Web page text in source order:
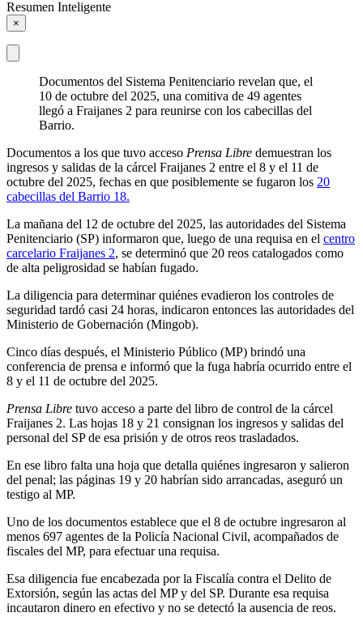
Resumen Inteligente
×
Documentos del Sistema Penitenciario revelan que, el
10 de octubre del 2025, una comitiva de 49 agentes
llegó a Fraijanes 2 para reunirse con los cabecillas del
Barrio.
Documentos a los que tuvo acceso Prensa Libre demuestran los
ingresos y salidas de la cárcel Fraijanes 2 entre el 8 y el 11 de
octubre del 2025, fechas en que posiblemente se fugaron los 20
cabecillas del Barrio 18.
La mañana del 12 de octubre del 2025, las autoridades del Sistema
Penitenciario (SP) informaron que, luego de una requisa en el centro
carcelario Fraijanes 2, se determinó que 20 reos catalogados como
de alta peligrosidad se habían fugado.
La diligencia para determinar quiénes evadieron los controles de
seguridad tardó casi 24 horas, indicaron entonces las autoridades del
Ministerio de Gobernación (Mingob).
Cinco días después, el Ministerio Público (MP) brindó una
conferencia de prensa e informó que la fuga habría ocurrido entre el
8 y el 11 de octubre del 2025.
Prensa Libre tuvo acceso a parte del libro de control de la cárcel
Fraijanes 2. Las hojas 18 y 21 consignan los ingresos y salidas del
personal del SP de esa prisión y de otros reos trasladados.
En ese libro falta una hoja que detalla quiénes ingresaron y salieron
del penal; las páginas 19 y 20 habrían sido arrancadas, aseguró un
testigo al MP.
Uno de los documentos establece que el 8 de octubre ingresaron al
menos 697 agentes de la Policía Nacional Civil, acompañados de
fiscales del MP, para efectuar una requisa.
Esa diligencia fue encabezada por la Fiscalía contra el Delito de
Extorsión, según las actas del MP y del SP. Durante esa requisa
incautaron dinero en efectivo y no se detectó la ausencia de reos.